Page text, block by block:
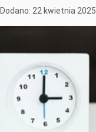
Dodano: 22 kwietnia 2025